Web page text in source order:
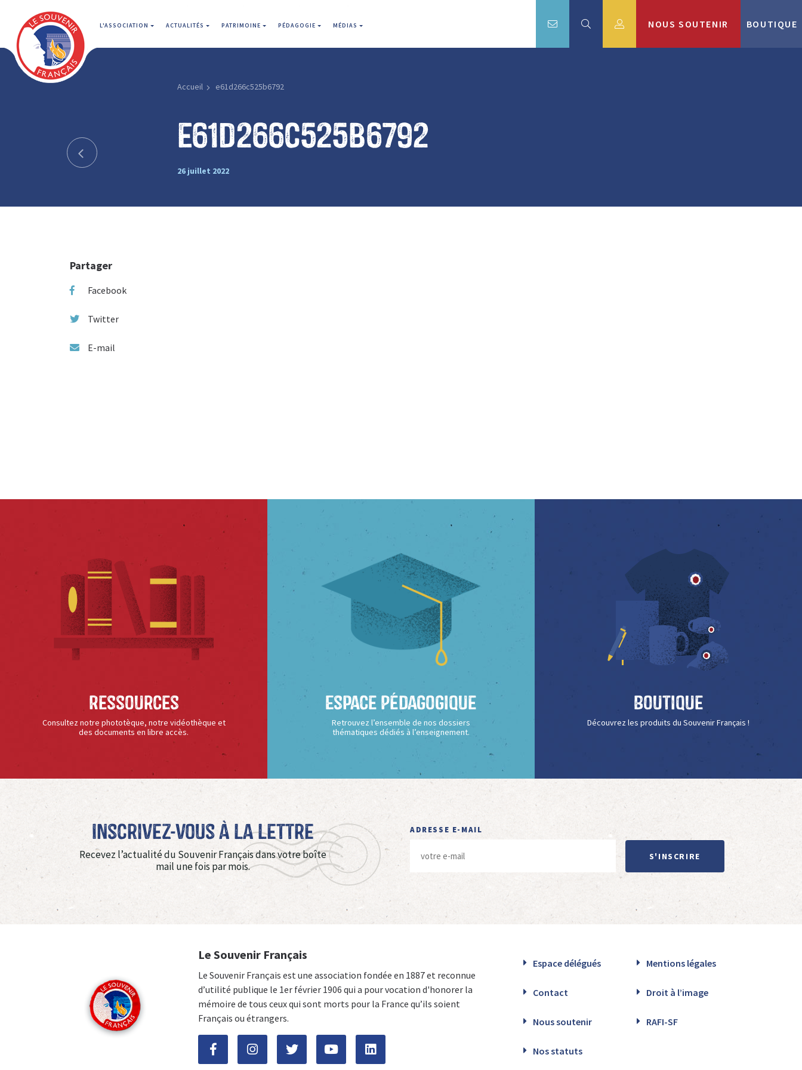
L'ASSOCIATION ACTUALITÉS PATRIMOINE PÉDAGOGIE MÉDIAS NOUS SOUTENIR BOUTIQUE
Accueil e61d266c525b6792
e61d266c525b6792
26 juillet 2022
Partager
Facebook
Twitter
E-mail
Ressources
Consultez notre phototèque, notre vidéothèque et
des documents en libre accès.
Espace Pédagogique
Retrouvez l’ensemble de nos dossiers
thématiques dédiés à l’enseignement.
Boutique
Découvrez les produits du Souvenir Français !
Inscrivez-vous à La Lettre
Recevez l’actualité du Souvenir Français dans votre boîte
mail une fois par mois.
ADRESSE E-MAIL
S'INSCRIRE
Le Souvenir Français
Le Souvenir Français est une association fondée en 1887 et reconnue
d’utilité publique le 1er février 1906 qui a pour vocation d'honorer la
mémoire de tous ceux qui sont morts pour la France qu’ils soient
Français ou étrangers.
Espace délégués Mentions légales
Contact Droit à l’image
Nous soutenir RAFI-SF
Nos statuts